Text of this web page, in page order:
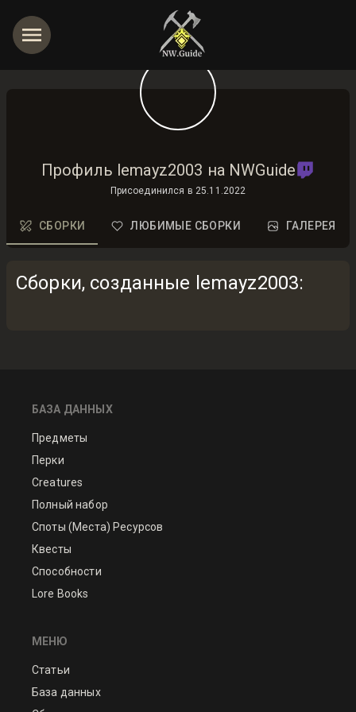
Профиль lemayz2003 на NWGuide
Присоединился в 25.11.2022
СБОРКИ ЛЮБИМЫЕ СБОРКИ ГАЛЕРЕЯ
Сборки, созданные lemayz2003:
БАЗА ДАННЫХ
Предметы
Перки
Creatures
Полный набор
Споты (Места) Ресурсов
Квесты
Способности
Lore Books
МЕНЮ
Статьи
База данных